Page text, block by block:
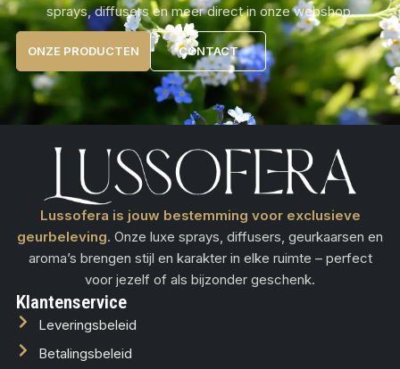
sprays, diffusers en meer direct in onze webshop.
ONZE PRODUCTEN CONTACT
Lussofera is jouw bestemming voor exclusieve
geurbeleving. Onze luxe sprays, diffusers, geurkaarsen en
aroma’s brengen stijl en karakter in elke ruimte – perfect
voor jezelf of als bijzonder geschenk.
Klantenservice
Leveringsbeleid
Betalingsbeleid